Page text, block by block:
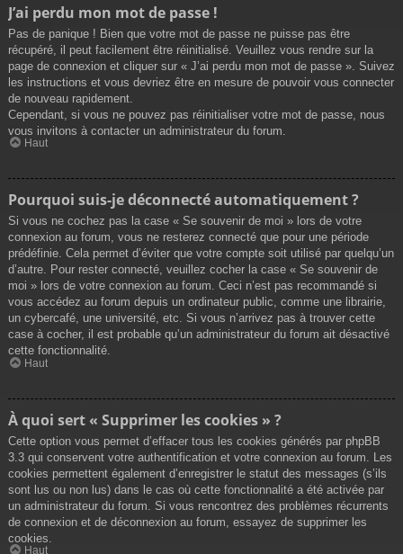
J’ai perdu mon mot de passe !
Pas de panique ! Bien que votre mot de passe ne puisse pas être
récupéré, il peut facilement être réinitialisé. Veuillez vous rendre sur la
page de connexion et cliquer sur « J’ai perdu mon mot de passe ». Suivez
les instructions et vous devriez être en mesure de pouvoir vous connecter
de nouveau rapidement.
Cependant, si vous ne pouvez pas réinitialiser votre mot de passe, nous
vous invitons à contacter un administrateur du forum.
Haut
Pourquoi suis-je déconnecté automatiquement ?
Si vous ne cochez pas la case « Se souvenir de moi » lors de votre
connexion au forum, vous ne resterez connecté que pour une période
prédéfinie. Cela permet d’éviter que votre compte soit utilisé par quelqu’un
d’autre. Pour rester connecté, veuillez cocher la case « Se souvenir de
moi » lors de votre connexion au forum. Ceci n’est pas recommandé si
vous accédez au forum depuis un ordinateur public, comme une librairie,
un cybercafé, une université, etc. Si vous n’arrivez pas à trouver cette
case à cocher, il est probable qu’un administrateur du forum ait désactivé
cette fonctionnalité.
Haut
À quoi sert « Supprimer les cookies » ?
Cette option vous permet d’effacer tous les cookies générés par phpBB
3.3 qui conservent votre authentification et votre connexion au forum. Les
cookies permettent également d’enregistrer le statut des messages (s’ils
sont lus ou non lus) dans le cas où cette fonctionnalité a été activée par
un administrateur du forum. Si vous rencontrez des problèmes récurrents
de connexion et de déconnexion au forum, essayez de supprimer les
cookies.
Haut